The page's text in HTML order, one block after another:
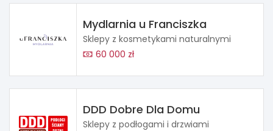
Mydlarnia u Franciszka
Sklepy z kosmetykami naturalnymi
60 000 zł
DDD Dobre Dla Domu
Sklepy z podłogami i drzwiami